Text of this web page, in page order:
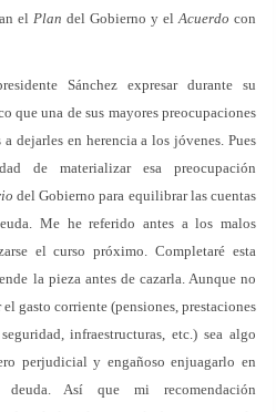
el Plan del Gobierno y elAcuerdo con
Sánchez expresar durante su
que una de sus mayores preocupaciones
dejarles en herencia a los jóvenes. Pues
de materializar esa preocupación
del Gobierno para equilibrar las cuentas
Me he referido antes a los malos
el curso próximo. Completaré esta
la pieza antes de cazarla. Aunque no
gasto corriente (pensiones, prestaciones
infraestructuras, etc.) sea algo
perjudicial y engañoso enjuagarlo en
Así que mi recomendación